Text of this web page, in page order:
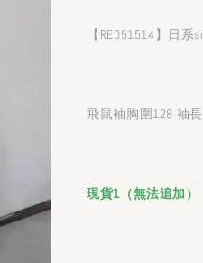
【RE051514】日
飛鼠袖胸圍128 袖
現貨1（無法追加）